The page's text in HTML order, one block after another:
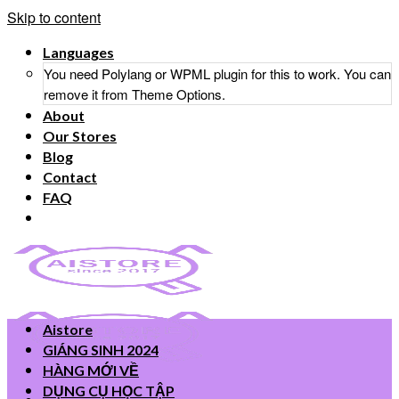
Skip to content
Languages
You need Polylang or WPML plugin for this to work. You can
remove it from Theme Options.
About
Our Stores
Blog
Contact
FAQ
Aistore
GIÁNG SINH 2024
HÀNG MỚI VỀ
DỤNG CỤ HỌC TẬP